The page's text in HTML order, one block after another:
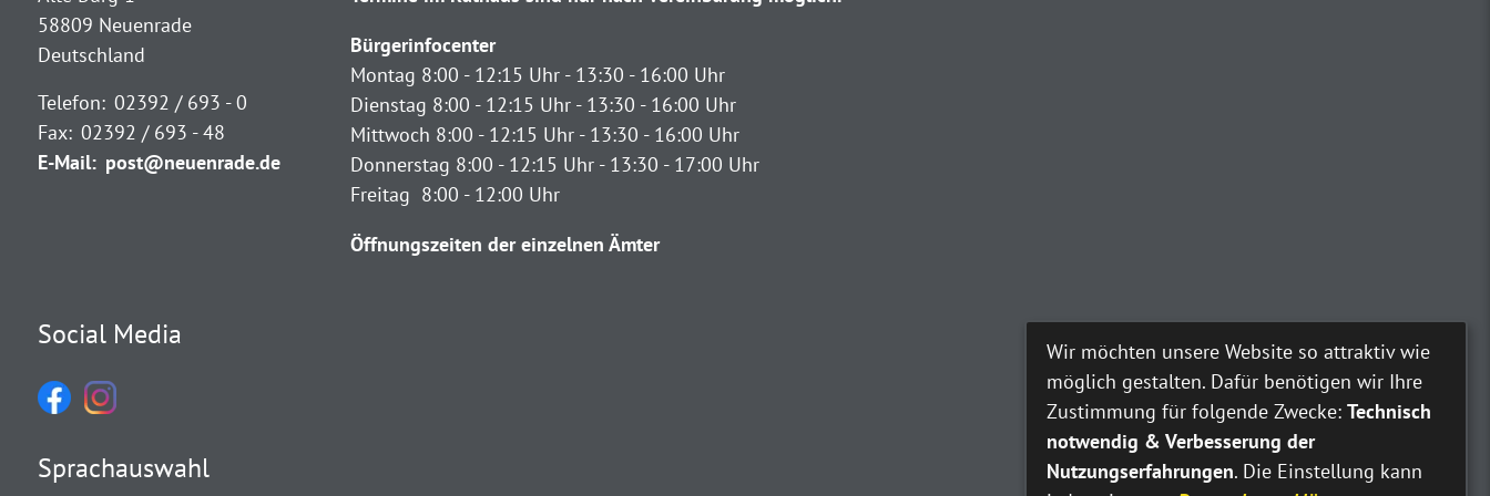
58809 Neuenrade
Deutschland
Telefon: 02392 / 693 - 0
Fax: 02392 / 693 - 48
E-Mail: post@neuenrade.de
Bürgerinfocenter
Montag 8:00 - 12:15 Uhr - 13:30 - 16:00 Uhr
Dienstag 8:00 - 12:15 Uhr - 13:30 - 16:00 Uhr
Mittwoch 8:00 - 12:15 Uhr - 13:30 - 16:00 Uhr
Donnerstag 8:00 - 12:15 Uhr - 13:30 - 17:00 Uhr
Freitag 8:00 - 12:00 Uhr
Öffnungszeiten der einzelnen Ämter
Social Media
Sprachauswahl
Wir möchten unsere Website so attraktiv wie
möglich gestalten. Dafür benötigen wir Ihre
Zustimmung für folgende Zwecke: Technisch
notwendig & Verbesserung der
Nutzungserfahrungen. Die Einstellung kann